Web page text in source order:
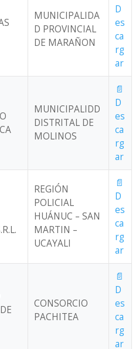
MUNICIPALIDA
D PROVINCIAL
DE MARAÑON
D
es
ca
rg
ar
MUNICIPALIDD
DISTRITAL DE
MOLINOS
📄
D
es
ca
rg
ar
REGIÓN
POLICIAL
HUÁNUC – SAN
MARTIN –
UCAYALI
📄
D
es
ca
rg
ar
CONSORCIO
PACHITEA
📄
D
es
ca
rg
ar